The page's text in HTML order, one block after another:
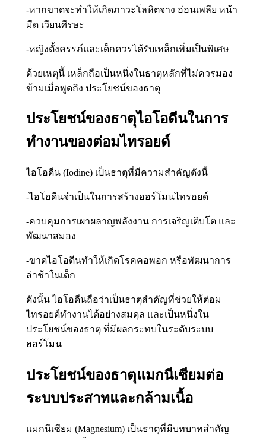
-หากขาดจะทำให้เกิดภาวะโลหิตจาง อ่อนเพลีย หน้า
มืด เวียนศีรษะ
-หญิงตั้งครรภ์และเด็กควรได้รับเหล็กเพิ่มเป็นพิเศษ
ด้วยเหตุนี้ เหล็กถือเป็นหนึ่งในธาตุหลักที่ไม่ควรมอง
ข้ามเมื่อพูดถึง ประโยชน์ของธาตุ
ประโยชน์ของธาตุไอโอดีนในการ
ทำงานของต่อมไทรอยด์
ไอโอดีน (Iodine) เป็นธาตุที่มีความสำคัญดังนี้
-ไอโอดีนจำเป็นในการสร้างฮอร์โมนไทรอยด์
-ควบคุมการเผาผลาญพลังงาน การเจริญเติบโต และ
พัฒนาสมอง
-ขาดไอโอดีนทำให้เกิดโรคคอพอก หรือพัฒนาการ
ล่าช้าในเด็ก
ดังนั้น ไอโอดีนถือว่าเป็นธาตุสำคัญที่ช่วยให้ต่อม
ไทรอยด์ทำงานได้อย่างสมดุล และเป็นหนึ่งใน
ประโยชน์ของธาตุ ที่มีผลกระทบในระดับระบบ
ฮอร์โมน
ประโยชน์ของธาตุแมกนีเซียมต่อ
ระบบประสาทและกล้ามเนื้อ
แมกนีเซียม (Magnesium) เป็นธาตุที่มีบทบาทสำคัญ